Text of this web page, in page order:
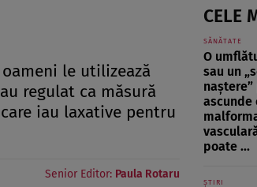
le utilizează
regulat ca măsură
iau laxative pentru
Senior Editor: Paula Rotaru
CELE
SĂNĂTATE
O
sau un
ascunde
poate ...
ȘTIRI